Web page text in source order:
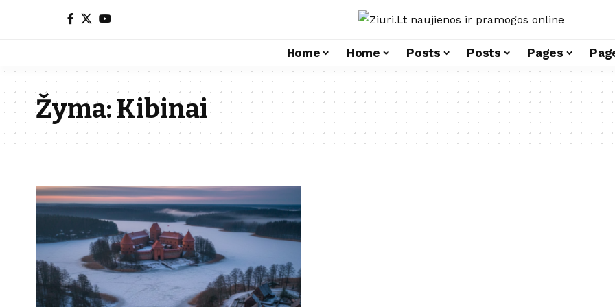
Home Home Posts Posts Pages
Žyma:Kibinai